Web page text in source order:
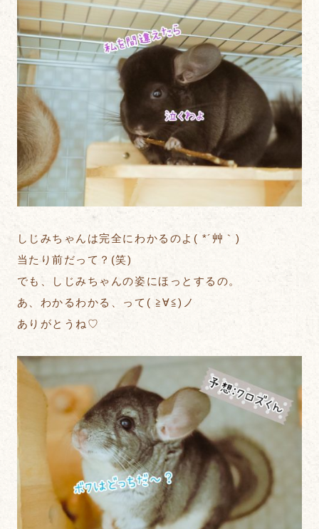
しじみちゃんは完全にわかるのよ( *´艸｀)
当たり前だって？(笑)
でも、しじみちゃんの姿にほっとするの。
あ、わかるわかる、って( ≧∀≦)ノ
ありがとうね♡